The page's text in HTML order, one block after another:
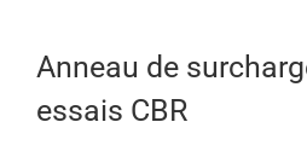
Anneau de
essais CBR